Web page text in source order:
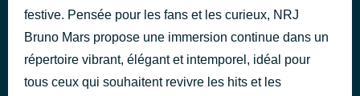
festive. Pensée pour les fans et les curieux, NRJ
Bruno Mars propose une immersion continue dans un
répertoire vibrant, élégant et intemporel, idéal pour
tous ceux qui souhaitent revivre les hits et les